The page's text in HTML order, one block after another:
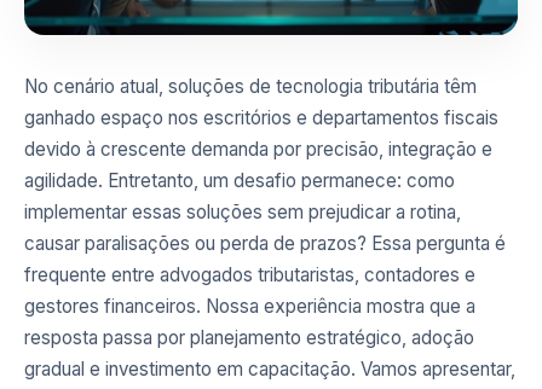
No cenário atual, soluções de tecnologia tributária têm
ganhado espaço nos escritórios e departamentos fiscais
devido à crescente demanda por precisão, integração e
agilidade. Entretanto, um desafio permanece: como
implementar essas soluções sem prejudicar a rotina,
causar paralisações ou perda de prazos? Essa pergunta é
frequente entre advogados tributaristas, contadores e
gestores financeiros. Nossa experiência mostra que a
resposta passa por planejamento estratégico, adoção
gradual e investimento em capacitação. Vamos apresentar,